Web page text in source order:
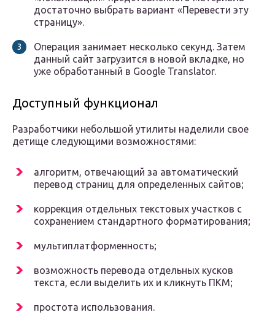
достаточно выбрать вариант «Перевести эту
страницу».
Операция занимает несколько секунд. Затем
данный сайт загрузится в новой вкладке, но
уже обработанный в Google Translator.
Доступный функционал
Разработчики небольшой утилиты наделили свое
детище следующими возможностями:
алгоритм, отвечающий за автоматический
перевод страниц для определенных сайтов;
коррекция отдельных текстовых участков с
сохранением стандартного форматирования;
мультиплатформенность;
возможность перевода отдельных кусков
текста, если выделить их и кликнуть ПКМ;
простота использования.